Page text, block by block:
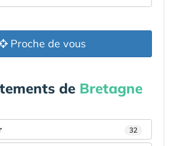
Proche de vous
de Bretagne
32